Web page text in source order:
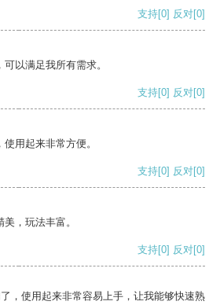
支持[0] 反对[0]
以满足我所有需求。
支持[0] 反对[0]
用起来非常方便。
支持[0] 反对[0]
，玩法丰富。
支持[0] 反对[0]
，使用起来非常容易上手，让我能够快速熟